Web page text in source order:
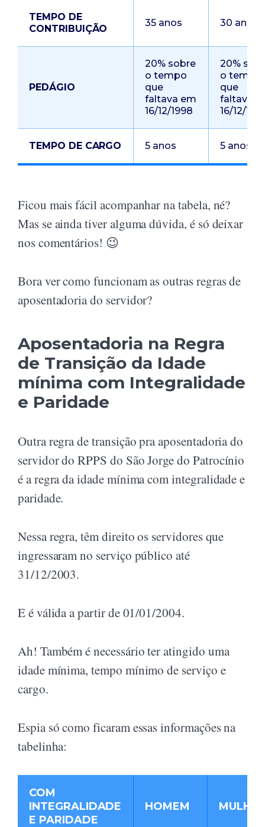
TEMPO DE
CONTRIBUIÇÃO
35 anos 30 anos
PEDÁGIO
20% sobre
o tempo
que
faltava em
16/12/1998
20%
o tempo
que
faltava
16/12/
TEMPO DE CARGO 5 anos 5 anos
Ficou mais fácil acompanhar na tabela, né?
Mas se ainda tiver alguma dúvida, é só deixar
nos comentários! 😉
Bora ver como funcionam as outras regras de
aposentadoria do servidor?
Aposentadoria na Regra
de Transição da Idade
mínima com Integralidade
e Paridade
Outra regra de transição pra aposentadoria do
servidor do RPPS do São Jorge do Patrocínio
é a regra da idade mínima com integralidade e
paridade.
Nessa regra, têm direito os servidores que
ingressaram no serviço público até
31/12/2003.
E é válida a partir de 01/01/2004.
Ah! Também é necessário ter atingido uma
idade mínima, tempo mínimo de serviço e
cargo.
Espia só como ficaram essas informações na
tabelinha:
COM
INTEGRALIDADE
E PARIDADE
HOMEM